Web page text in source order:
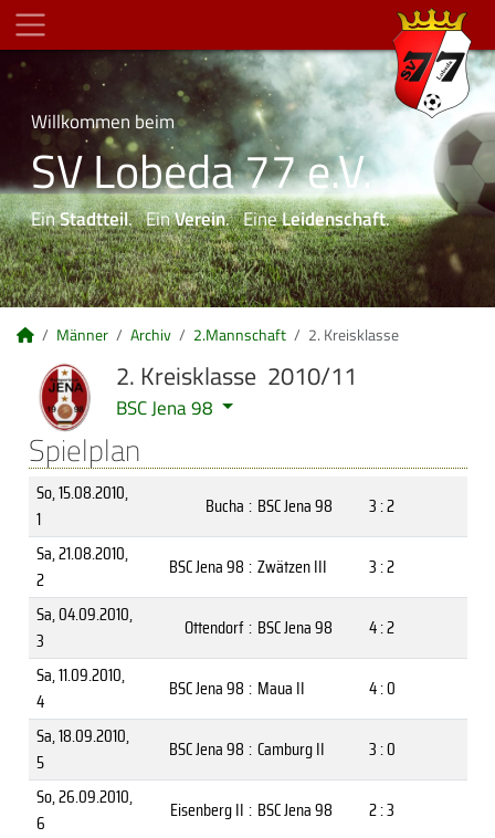
Willkommen beim
SV Lobeda 77 e.V.
EinStadtteil. EinVerein. EineLeidenschaft.
Männer Archiv 2.Mannschaft 2. Kreisklasse
2. Kreisklasse 2010/11
BSC Jena 98
Spielplan
So, 15.08.2010,
1
Bucha : BSC Jena 98
3 : 2
Sa, 21.08.2010,
2
BSC Jena 98 : Zwätzen III
3 : 2
Sa, 04.09.2010,
3
Ottendorf: BSC Jena 98
4 : 2
Sa, 11.09.2010,
4
BSC Jena 98 : Maua II
4 : 0
Sa, 18.09.2010,
5
BSC Jena 98 : Camburg II
3 : 0
So, 26.09.2010,
6
Eisenberg II : BSC Jena 98
2 : 3